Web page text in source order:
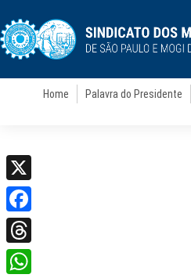
Home Palavra do Presidente
X
Facebook
Threads